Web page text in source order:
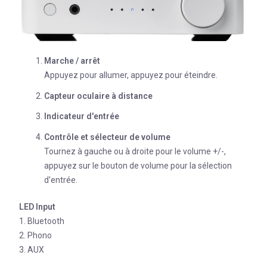
Marche / arrêt
Appuyez pour allumer, appuyez pour éteindre.
Capteur oculaire à distance
Indicateur d'entrée
Contrôle et sélecteur de volume
Tournez à gauche ou à droite pour le volume +/-,
appuyez sur le bouton de volume pour la sélection
d'entrée.
LED Input
1. Bluetooth
2. Phono
3. AUX